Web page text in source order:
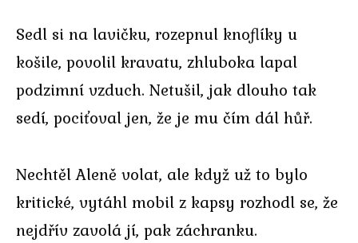
Sedl si na lavičku, rozepnul knoflíky u
košile, povolil kravatu, zhluboka lapal
podzimní vzduch. Netušil, jak dlouho tak
sedí, pociťoval jen, že je mu čím dál hůř.
Nechtěl Aleně volat, ale když už to bylo
kritické, vytáhl mobil z kapsy rozhodl se, že
nejdřív zavolá jí, pak záchranku.